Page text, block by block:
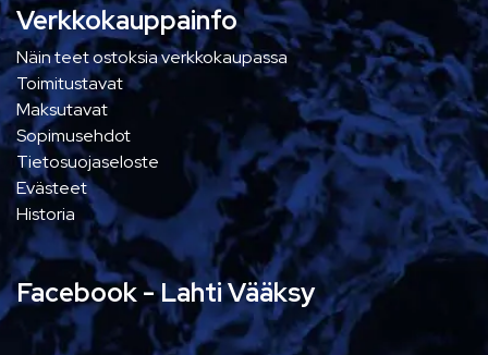
Verkkokauppainfo
Näin teet ostoksia verkkokaupassa
Toimitustavat
Maksutavat
Sopimusehdot
Tietosuojaseloste
Evästeet
Historia
Facebook - Lahti Vääksy